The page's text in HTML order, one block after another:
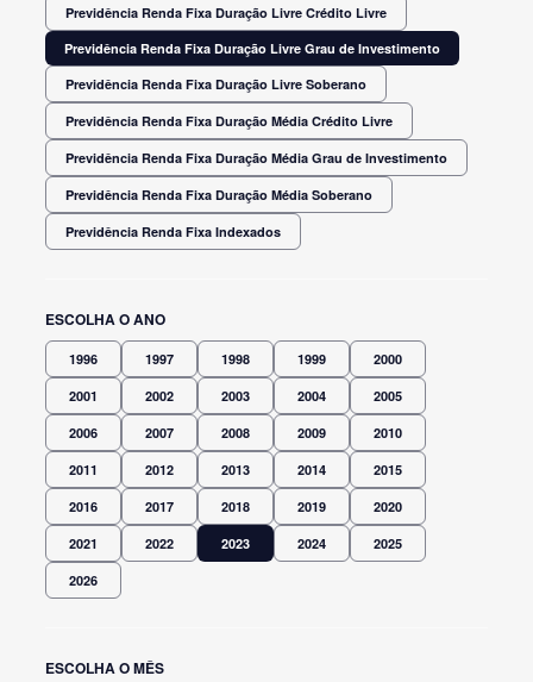
Previdência Renda Fixa Duração Livre Crédito Livre
Previdência Renda Fixa Duração Livre Grau de Investimento
Previdência Renda Fixa Duração Livre Soberano
Previdência Renda Fixa Duração Média Crédito Livre
Previdência Renda Fixa Duração Média Grau de Investimento
Previdência Renda Fixa Duração Média Soberano
Previdência Renda Fixa Indexados
ESCOLHA O ANO
1996 1997 1998 1999 2000
2001 2002 2003 2004 2005
2006 2007 2008 2009 2010
2011 2012 2013 2014 2015
2016 2017 2018 2019 2020
2021 2022 2023 2024 2025
2026
ESCOLHA O MÊS